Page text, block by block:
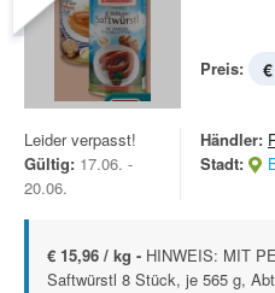
Preis:
Leider verpasst!
Gültig: 17.06. -
20.06.
Händler:
Stadt:
€ 15,96 / kg - HINWEIS: MIT
Saftwürstl 8 Stück, je 565 g,